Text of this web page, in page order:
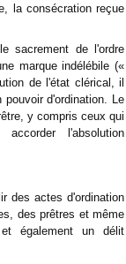
la consécration reçue
sacrement de l'ordre
marque indélébile («
de l'état clérical, il
d'ordination. Le
y compris ceux qui
l'absolution
des actes d'ordination
des prêtres et même
également un délit